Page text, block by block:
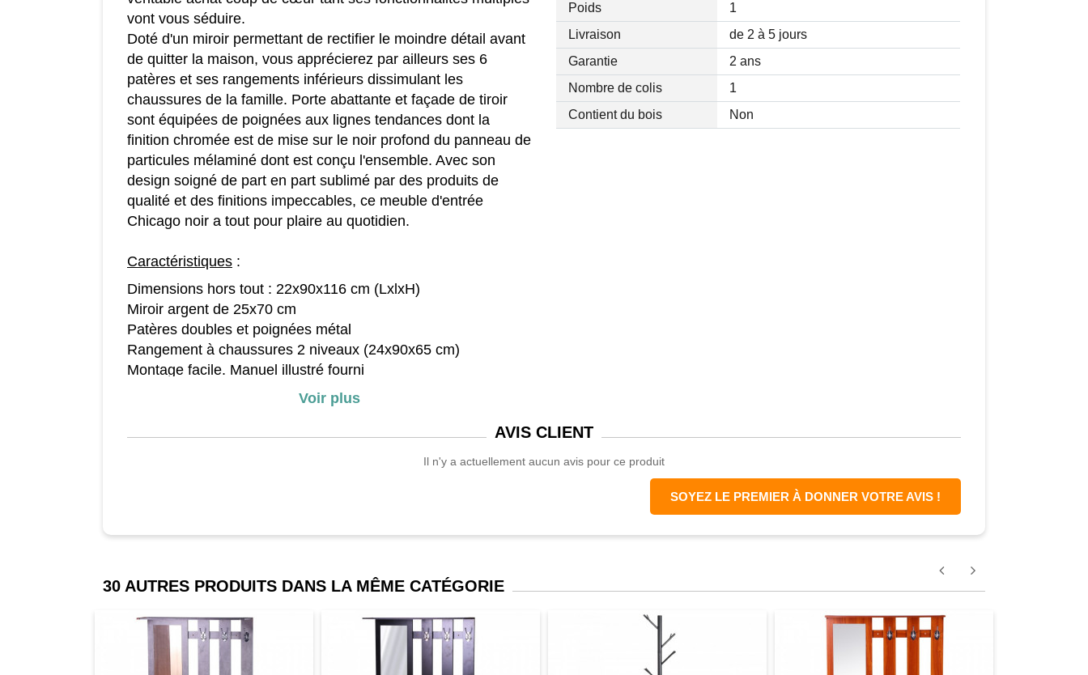
vont vous séduire.
Doté d'un miroir permettant de rectifier le moindre détail avant
de quitter la maison, vous apprécierez par ailleurs ses 6
patères et ses rangements inférieurs dissimulant les
chaussures de la famille. Porte abattante et façade de tiroir
sont équipées de poignées aux lignes tendances dont la
finition chromée est de mise sur le noir profond du panneau de
particules mélaminé dont est conçu l'ensemble. Avec son
design soigné de part en part sublimé par des produits de
qualité et des finitions impeccables, ce meuble d'entrée
Chicago noir a tout pour plaire au quotidien.
Caractéristiques:
Dimensions hors tout : 22x90x116 cm (LxlxH)
Miroir argent de 25x70 cm
Patères doubles et poignées métal
Rangement à chaussures 2 niveaux (24x90x65 cm)
Montage facile. Manuel illustré fourni
Voir plus
Poids
1
Livraison
de 2 à 5 jours
Garantie
2 ans
Nombre de colis
1
Contient du bois
Non
AVISCLIENT
Il n'y a actuellement aucun avis pour ce produit
SOYEZ LE PREMIER À DONNER VOTRE AVIS !
30 AUTRES PRODUITS DANS LA MÊME CATÉGORIE